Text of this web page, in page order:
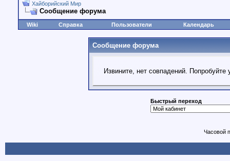
Хайборийский Мир
Сообщение форума
Wiki Справка Пользователи Календарь
Сообщение форума
Извините, нет совпадений. Попробуйте
Быстрый переход
Часовой